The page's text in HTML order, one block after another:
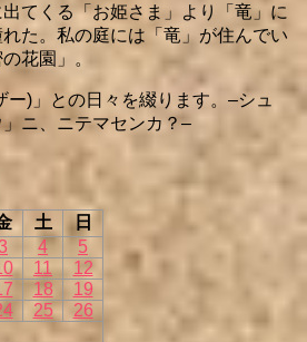
出てくる「お姫さま」より「竜」に
た。私の庭には「竜」が住んでい
花園」。
ー)」との日々を綴ります。–シュ
ニ、ニテマセンカ？–
土
日
4
5
11
12
18
19
25
26